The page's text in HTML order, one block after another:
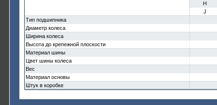
H
J
Тип подшипника
Диаметр колеса
Ширина колеса
Высота до крепежной плоскости
Материал шины
Цвет шины колеса
Вес
Материал основы
Штук в коробке